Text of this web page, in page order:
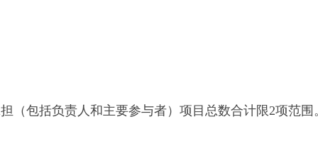
包括负责人和主要参与者）项目总数合计限2项范围